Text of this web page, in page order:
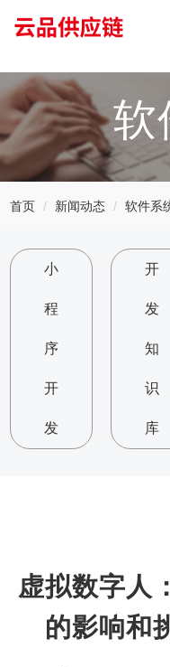
软
首页 新闻动态 软件系
小
程
序
开
发
开
发
知
识
库
虚拟数字人
的影响和